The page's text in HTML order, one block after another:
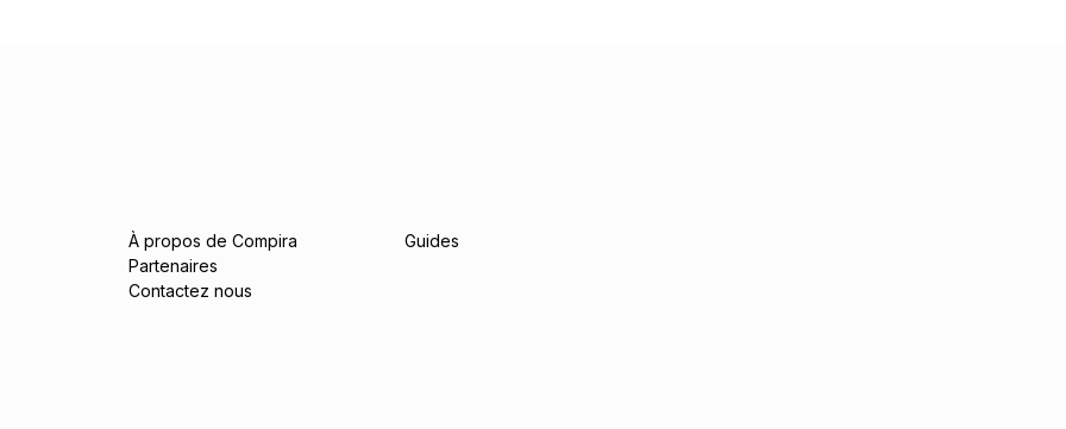
À propos de Compira
Partenaires
Contactez nous
Guides